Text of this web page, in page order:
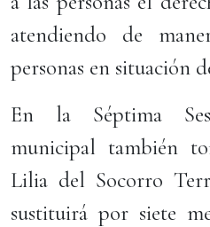
atendiendo de
personas en situación
En la Séptima
municipal también
Lilia del Socorro
sustituirá por siete